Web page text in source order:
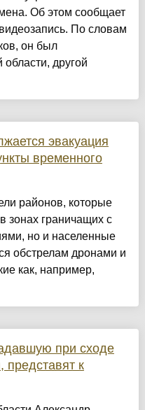
Об этом сообщает
По словам
он был
другой
эвакуация
временного
районов, которые
зонах граничащих с
но и населенные
обстрелам дронами и
как, например,
при сходе
представят к